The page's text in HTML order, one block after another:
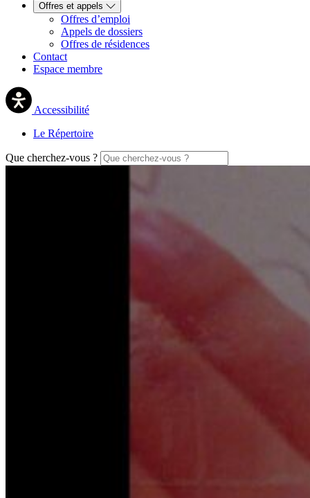
Offres et appels
Offres d’emploi
Appels de dossiers
Offres de résidences
Contact
Espace membre
Accessibilité
Le Répertoire
Que cherchez-vous ?